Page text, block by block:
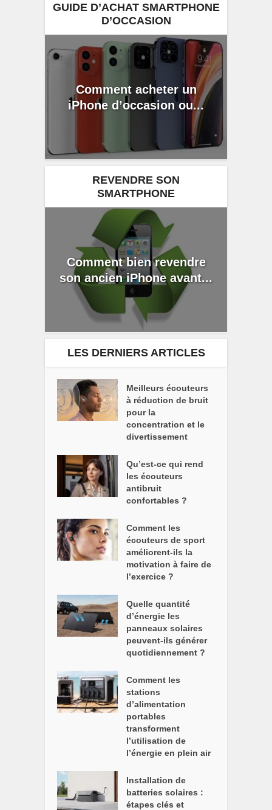
GUIDE D’ACHAT SMARTPHONE
D’OCCASION
Comment acheter un
iPhone d’occasion ou...
REVENDRE SON
SMARTPHONE
Comment bien revendre
son ancien iPhone avant...
LES DERNIERS ARTICLES
Meilleurs écouteurs
à réduction de bruit
pour la
concentration et le
divertissement
Qu’est-ce qui rend
les écouteurs
antibruit
confortables ?
Comment les
écouteurs de sport
améliorent-ils la
motivation à faire de
l’exercice ?
Quelle quantité
d’énergie les
panneaux solaires
peuvent-ils générer
quotidiennement ?
Comment les
stations
d’alimentation
portables
transforment
l’utilisation de
l’énergie en plein air
Installation de
batteries solaires :
étapes clés et